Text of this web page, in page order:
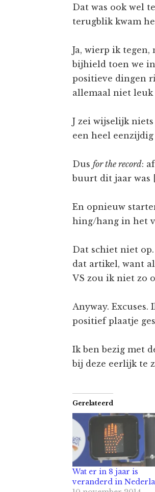
Dat was ook wel
terugblik kwam
Ja, wierp ik
bijhield toen we
positieve dingen
allemaal niet leuk
J zei wijselijk
een heel
Dus for the record:
buurt dit jaar was
En opnieuw
hing/hang in het
Dat schiet niet
dat artikel, want
VS zou ik niet zo
Anyway.
positief plaatje
Ik ben bezig met
bij deze eerlijk te
Gerelateerd
Wat er in 8 jaar is
veranderd in